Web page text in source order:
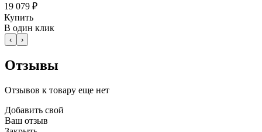
19 079 ₽
Купить
В один клик
‹ ›
Отзывы
Отзывов к товару еще нет
Добавить свой
Ваш отзыв